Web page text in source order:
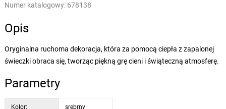
Numer katalogowy: 678138
Opis
Oryginalna ruchoma dekoracja, która za pomocą ciepła z zapalonej
świeczki obraca się, tworząc piękną grę cieni i świąteczną atmosferę.
Parametry
Kolor: srebrny